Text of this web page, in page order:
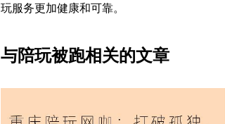
玩服务更加健康和可靠。
与陪玩被跑相关的文章